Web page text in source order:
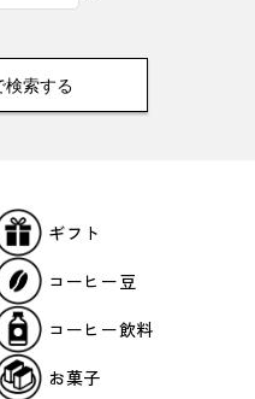
検索する
ギフト
コーヒー豆
コーヒー飲料
お菓子